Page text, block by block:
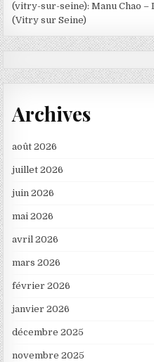
(vitry-sur-seine): Manu Chao –
(Vitry sur Seine)
Archives
août 2026
juillet 2026
juin 2026
mai 2026
avril 2026
mars 2026
février 2026
janvier 2026
décembre 2025
novembre 2025